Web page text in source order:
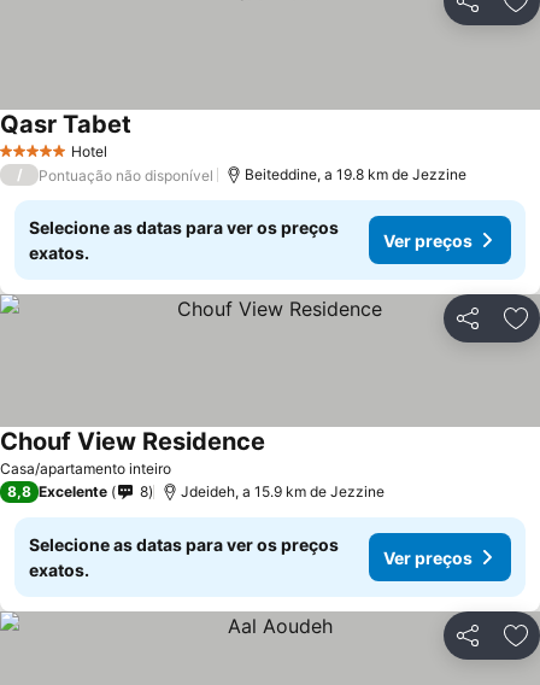
Partilhar
5 Estrelas Hotel
Qasr Tabet
/ Pontuação não disponível Beiteddine, a 19.8 km de Jezzine
Selecione as datas para ver os preços
exatos.
Ver preços
Partilhar
Casa/apartamento inteiro
Chouf View Residence
8,8 Excelente 8 Jdeideh, a 15.9 km de Jezzine
Selecione as datas para ver os preços
exatos.
Ver preços
Partilhar